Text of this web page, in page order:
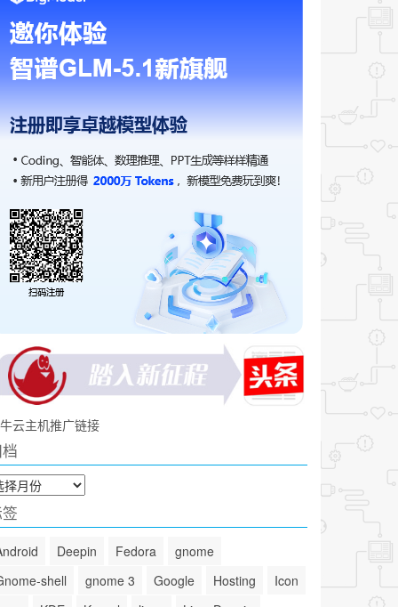
云主机推广链接
Deepin Fedora
gnome
shell
gnome 3 Google Hosting
Icon